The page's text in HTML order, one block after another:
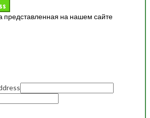
представленная на нашем сайте